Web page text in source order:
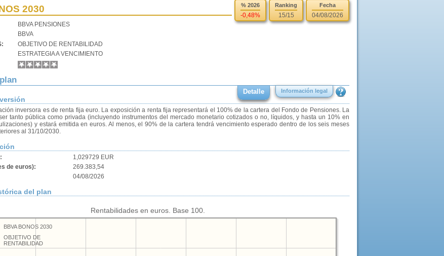
2030
BBVA PENSIONES
BBVA
OBJETIVO DE RENTABILIDAD
ESTRATEGIA A VENCIMIENTO
% 2026
-0,48%
Ranking
15/15
Fecha
04/08/2026
Detalle Información legal
inversora es de renta fija euro. La exposición a renta fija representará el 100% de la cartera del Fondo de Pensiones. La
tanto pública como privada (incluyendo instrumentos del mercado monetario cotizados o no, líquidos, y hasta un 10% en
y estará emitida en euros. Al menos, el 90% de la cartera tendrá vencimiento esperado dentro de los seis meses
al 31/10/2030.
1,029729 EUR
de euros):
269.383,54
04/08/2026
del plan
Rentabilidades en euros. Base 100.
BBVA BONOS 2030
OBJETIVO DE
RENTABILIDAD